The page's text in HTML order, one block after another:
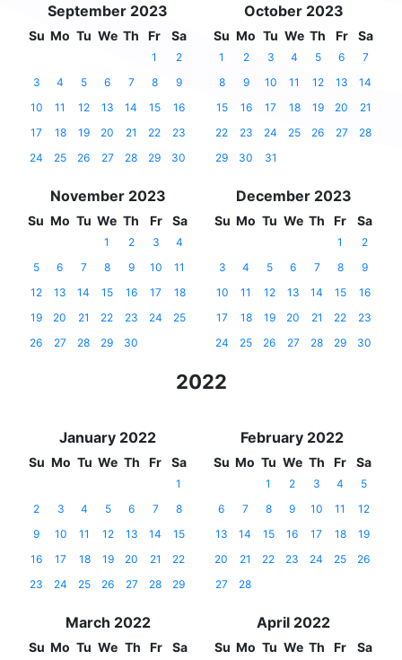
September 2023
Su Mo Tu We Th Fr Sa
1
2
3
4 5 6 7 8
9
10
11 12 13 14 15
16
17
18 19 20 21 22
23
24
25 26 27 28 29 30
October 2023
Su Mo Tu We Th Fr Sa
1 2 3 4 5 6
7
8
9 10 11 12 13
14
15
16 17 18 19 20
21
22
23 24 25 26 27
28
29
30 31
November 2023
Su Mo Tu We Th Fr Sa
1 2 3
4
5
6 7 8 9 10
11
12
13 14 15 16 17
18
19
20 21 22 23 24
25
26
27 28 29 30
December 2023
Su Mo Tu We Th Fr Sa
1
2
3
4 5 6 7 8
9
10
11 12 13 14 15
16
17
18 19 20 21 22
23
24
25 26 27 28 29 30
2022
January 2022
Su Mo Tu We Th Fr Sa
1
2
3 4 5 6 7
8
9
10 11 12 13 14
15
16
17 18 19 20 21
22
23
24 25 26 27 28 29
February 2022
Su Mo Tu We Th Fr Sa
1 2 3 4
5
6
7 8 9 10 11
12
13
14 15 16 17 18
19
20
21 22 23 24 25
26
27
28
March 2022
Su Mo Tu We Th Fr Sa
April 2022
Su Mo Tu We Th Fr Sa